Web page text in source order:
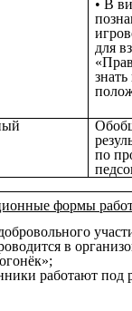
• В
для
по
формы
в
работают под